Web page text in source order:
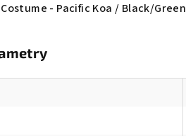
- Pacific Koa / Black/Green